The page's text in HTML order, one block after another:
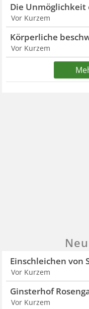
Die
Vor Kurzem
Körperliche
Vor Kurzem
Einschleichen von
Vor Kurzem
Ginsterhof
Vor Kurzem